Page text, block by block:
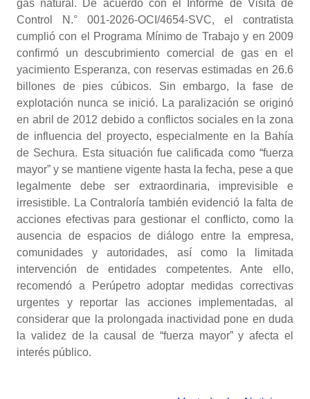
gas natural. De acuerdo con el Informe de Visita de
Control N.° 001-2026-OCI/4654-SVC, el contratista
cumplió con el Programa Mínimo de Trabajo y en 2009
confirmó un descubrimiento comercial de gas en el
yacimiento Esperanza, con reservas estimadas en 26.6
billones de pies cúbicos. Sin embargo, la fase de
explotación nunca se inició. La paralización se originó
en abril de 2012 debido a conflictos sociales en la zona
de influencia del proyecto, especialmente en la Bahía
de Sechura. Esta situación fue calificada como “fuerza
mayor” y se mantiene vigente hasta la fecha, pese a que
legalmente debe ser extraordinaria, imprevisible e
irresistible. La Contraloría también evidenció la falta de
acciones efectivas para gestionar el conflicto, como la
ausencia de espacios de diálogo entre la empresa,
comunidades y autoridades, así como la limitada
intervención de entidades competentes. Ante ello,
recomendó a Perúpetro adoptar medidas correctivas
urgentes y reportar las acciones implementadas, al
considerar que la prolongada inactividad pone en duda
la validez de la causal de “fuerza mayor” y afecta el
interés público.